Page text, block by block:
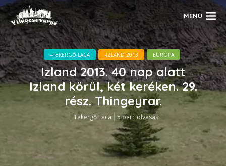
MENÜ
--TEKERGŐ LACA -IZLAND 2013 EURÓPA
Izland 2013. 40 nap alatt
Izland körül, két keréken. 29.
rész. Thingeyrar.
Tekergő Laca 5 perc olvasás